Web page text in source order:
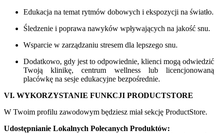
Edukacja na temat rytmów dobowych i ekspozycji na światło.
Śledzenie i poprawa nawyków wpływających na jakość snu.
Wsparcie w zarządzaniu stresem dla lepszego snu.
Dodatkowo, gdy jest to odpowiednie, klienci mogą odwiedzić
Twoją klinikę, centrum wellness lub licencjonowaną
placówkę na sesje edukacyjne bezpośrednie.
VI. WYKORZYSTANIE FUNKCJI PRODUCTSTORE
W Twoim profilu zawodowym będziesz miał sekcję ProductStore.
Udostępnianie Lokalnych Polecanych Produktów: